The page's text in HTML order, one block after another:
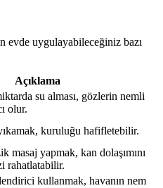
evde uygulayabileceğiniz bazı
Açıklama
su alması, gözlerin nemli
olur.
kuruluğu hafifletebilir.
masaj yapmak, kan dolaşımını
rahatlatabilir.
kullanmak, havanın nem